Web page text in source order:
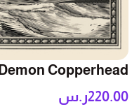
Demon Copperhead
ر.س220.00